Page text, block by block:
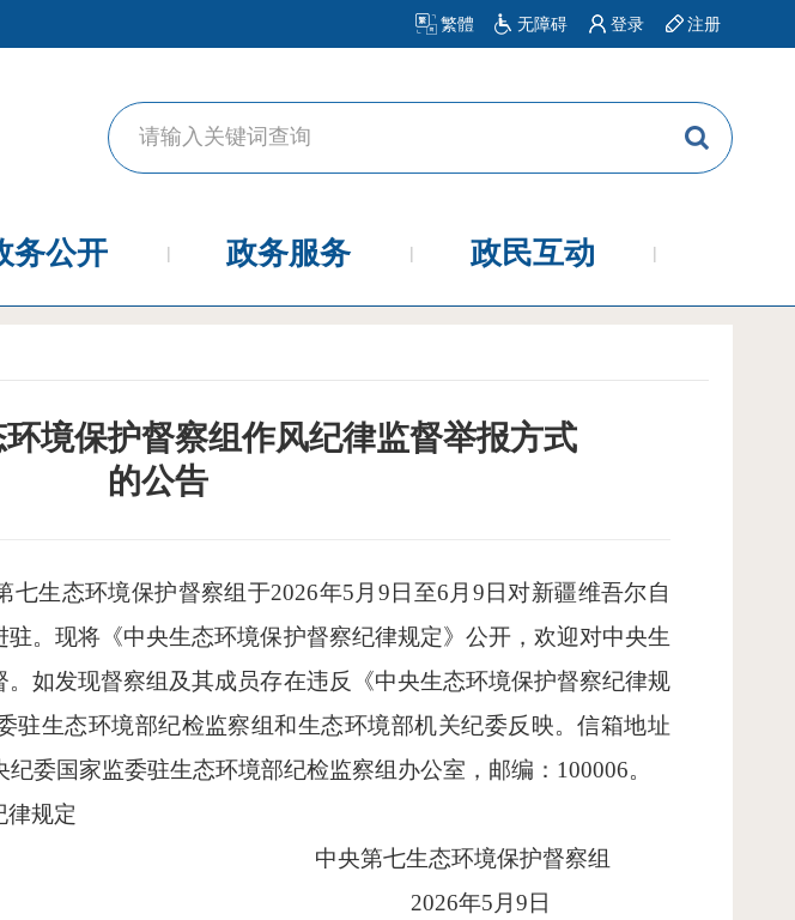
繁體 无障碍 登录 注册
务公开 政务服务 政民互动
境保护督察组作风纪律监督举报方式
的公告
七生态环境保护督察组于2026年5月9日至6月9日对新疆维吾尔自
。现将《中央生态环境保护督察纪律规定》公开，欢迎对中央生
如发现督察组及其成员存在违反《中央生态环境保护督察纪律规
驻生态环境部纪检监察组和生态环境部机关纪委反映。信箱地址
委国家监委驻生态环境部纪检监察组办公室，邮编：100006。
律规定
中央第七生态环境保护督察组
2026年5月9日